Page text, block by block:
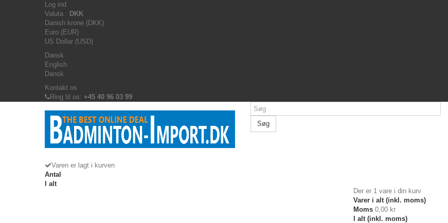
Log ind
Valuta : DKK
Danish krone (DKK)
Euro (EUR)
US Dollar (USD)
Dansk
English
Dansk
Kontakt os
Ring til os: +45 40 96 03 99
Søg
Varen er lagt i kurven
Antal
I alt
Der er 1 vare i din kurv
Varer i alt (inkl. moms)
Moms 0,00 kr
I alt (inkl. moms)